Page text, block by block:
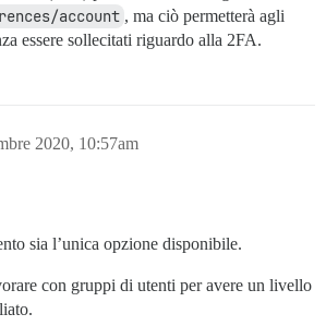
account , ma ciò permetterà agli
essere sollecitati riguardo alla 2FA.
2020, 10:57am
sia l’unica opzione disponibile.
con gruppi di utenti per avere un livello